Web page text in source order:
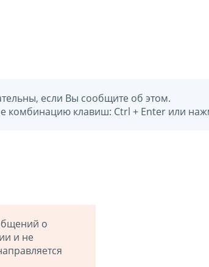
если Вы сообщите об этом.
комбинацию клавиш: Ctrl + Enter или
о
и не